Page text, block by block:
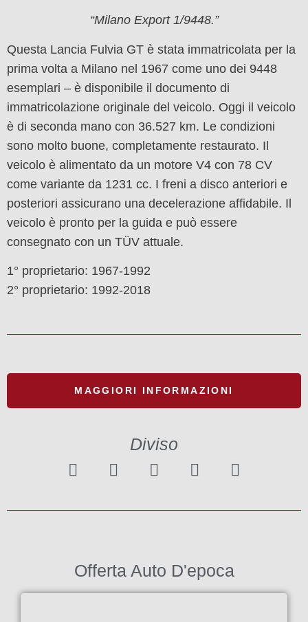
“Milano Export 1/9448.”
Questa Lancia Fulvia GT è stata immatricolata per la
prima volta a Milano nel 1967 come uno dei 9448
esemplari – è disponibile il documento di
immatricolazione originale del veicolo. Oggi il veicolo
è di seconda mano con 36.527 km. Le condizioni
sono molto buone, completamente restaurato. Il
veicolo è alimentato da un motore V4 con 78 CV
come variante da 1231 cc. I freni a disco anteriori e
posteriori assicurano una decelerazione affidabile. Il
veicolo è pronto per la guida e può essere
consegnato con un TÜV attuale.
1° proprietario: 1967-1992
2° proprietario: 1992-2018
MAGGIORI INFORMAZIONI
Diviso
Offerta Auto D'epoca